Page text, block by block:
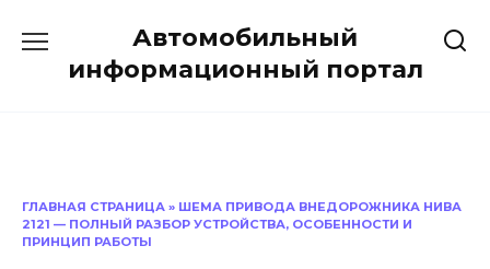
содержанию
Автомобильный
информационный портал
ГЛАВНАЯ СТРАНИЦА » ШЕМА ПРИВОДА ВНЕДОРОЖНИКА НИВА
2121 — ПОЛНЫЙ РАЗБОР УСТРОЙСТВА, ОСОБЕННОСТИ И
ПРИНЦИП РАБОТЫ